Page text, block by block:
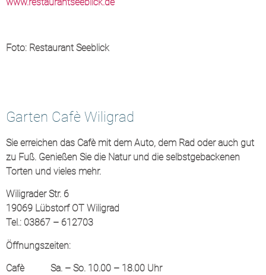
Foto: Restaurant Seeblick
Garten Cafè Wiligrad
Sie erreichen das Cafè mit dem Auto, dem Rad oder auch gut
zu Fuß. Genießen Sie die Natur und die selbstgebackenen
Torten und vieles mehr.
Wiligrader Str. 6
19069 Lübstorf OT Wiligrad
Tel.: 03867 – 612703
Öffnungszeiten:
Cafè Sa. – So. 10.00 – 18.00 Uhr